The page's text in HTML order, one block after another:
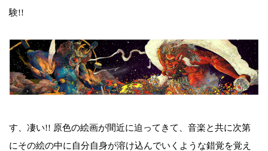
験!!
す、凄い!! 原色の絵画が間近に迫ってきて、音楽と共に次第
にその絵の中に自分自身が溶け込んでいくような錯覚を覚え